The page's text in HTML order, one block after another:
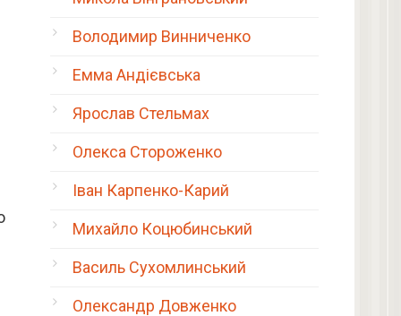
Володимир Винниченко
Емма Андієвська
Ярослав Стельмах
Олекса Стороженко
Іван Карпенко-Карий
Михайло Коцюбинський
Василь Сухомлинський
Олександр Довженко